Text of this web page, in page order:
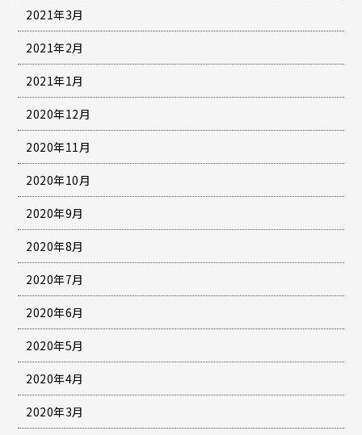
2021年3月
2021年2月
2021年1月
2020年12月
2020年11月
2020年10月
2020年9月
2020年8月
2020年7月
2020年6月
2020年5月
2020年4月
2020年3月